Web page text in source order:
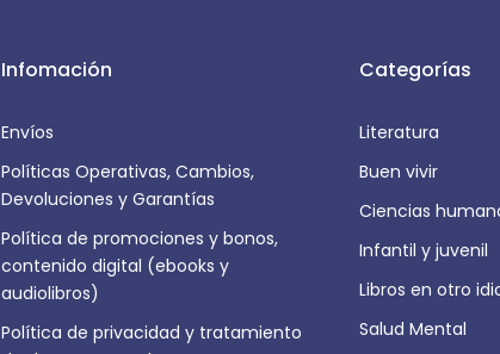
Infomación
Envíos
Políticas Operativas, Cambios,
Devoluciones y Garantías
Política de promociones y bonos,
contenido digital (ebooks y
audiolibros)
Política de privacidad y tratamiento
Categorías
Literatura
Buen vivir
Ciencias
Infantil y juvenil
Libros en otro
Salud Mental